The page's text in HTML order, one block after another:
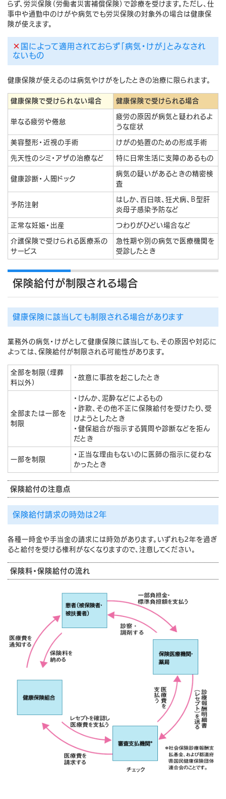
らず、労災保険（労働者災害補償保険）で診療を受けます。ただし、仕
事中や通勤中のけがや病気でも労災保険の対象外の場合は健康保
険が使えます。
× 国によって適用されておらず「病気・けが」とみなされ
ないもの
健康保険が使えるのは病気やけがをしたときの治療に限られます。
健康保険で受けられない場合 健康保険で受けられる場合
単なる疲労や倦怠
疲労の原因が病気と疑われるよ
うな症状
美容整形・近視の手術 けがの処置のための形成手術
先天性のシミ・アザの治療など 特に日常生活に支障のあるもの
健康診断・人間ドック
病気の疑いがあるときの精密検
査
予防注射
はしか、百日咳、狂犬病、Ｂ型肝
炎母子感染予防など
正常な妊娠・出産 つわりがひどい場合など
介護保険で受けられる医療系の
サービス
急性期や別の病気で医療機関を
受診したとき
保険給付が制限される場合
健康保険に該当しても制限される場合があります
業務外の病気・けがとして健康保険に該当しても、その原因や対応に
よっては、保険給付が制限される可能性があります。
全部を制限（埋葬
料以外）
・故意に事故を起こしたとき
全部または一部を
制限
・けんか、泥酔などによるもの
・詐欺、その他不正に保険給付を受けたり、受
けようとしたとき
・健保組合が指示する質問や診断などを拒ん
だとき
一部を制限
・正当な理由もないのに医師の指示に従わな
かったとき
保険給付の注意点
保険給付請求の時効は2年
各種一時金や手当金の請求には時効があります。いずれも2年を過ぎ
ると給付を受ける権利がなくなりますので、注意してください。
保険料・保険給付の流れ